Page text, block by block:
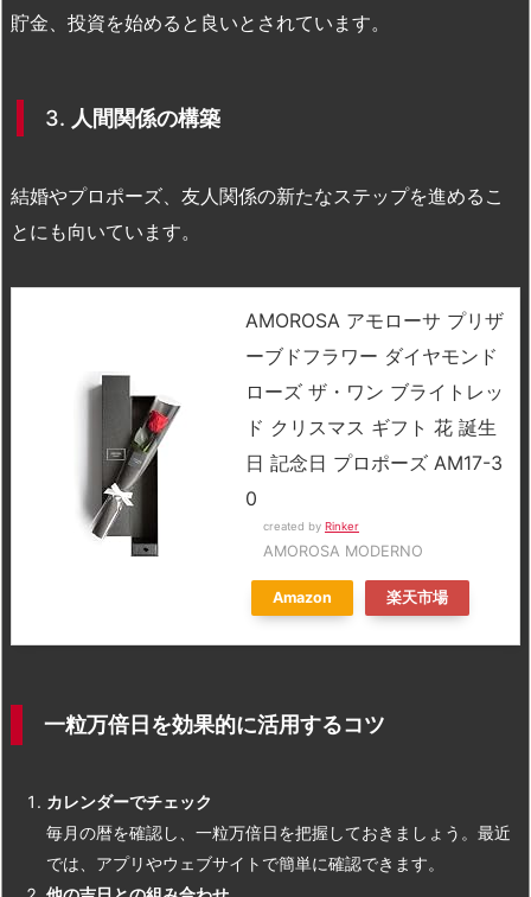
貯金、投資を始めると良いとされています。
3. 人間関係の構築
結婚やプロポーズ、友人関係の新たなステップを進めるこ
とにも向いています。
AMOROSA アモローサ プリザ
ーブドフラワー ダイヤモンド
ローズ ザ・ワン ブライトレッ
ド クリスマス ギフト 花 誕生
日 記念日 プロポーズ AM17-3
0
created by Rinker
AMOROSA MODERNO
Amazon 楽天市場
一粒万倍日を効果的に活用するコツ
カレンダーでチェック
毎月の暦を確認し、一粒万倍日を把握しておきましょう。最近
では、アプリやウェブサイトで簡単に確認できます。